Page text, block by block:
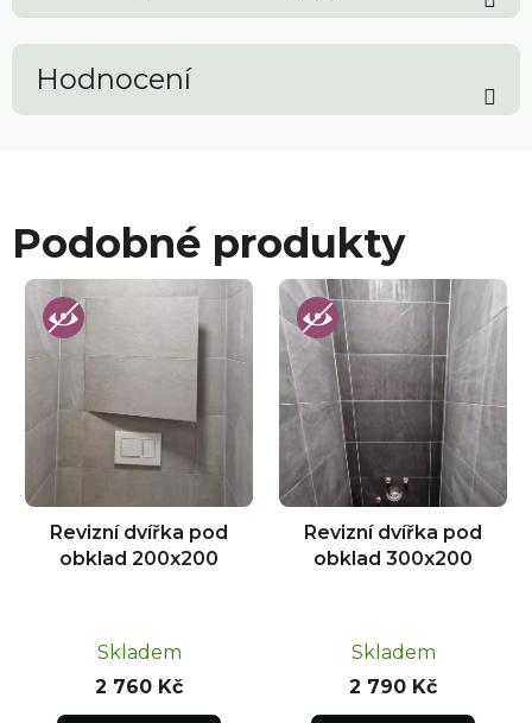
Hodnocení
Podobné produkty
Revizní dvířka pod
obklad 200x200
Skladem
2 760 Kč
Revizní dvířka pod
obklad 300x200
Skladem
2 790 Kč